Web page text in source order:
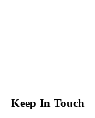
Keep In Touch